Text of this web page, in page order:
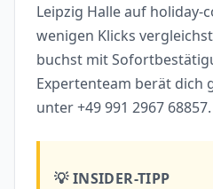
Leipzig Halle auf holiday-
wenigen Klicks
buchst mit
Expertenteam berät dich
unter +49 991 2967 68857.
💡 INSIDER-TIPP